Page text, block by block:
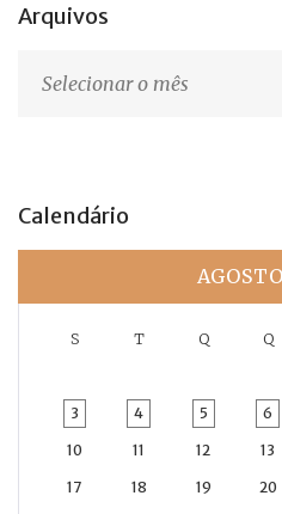
Arquivos
Calendário
S T Q Q
3 4 5 6
10 11 12 13
17 18 19 20